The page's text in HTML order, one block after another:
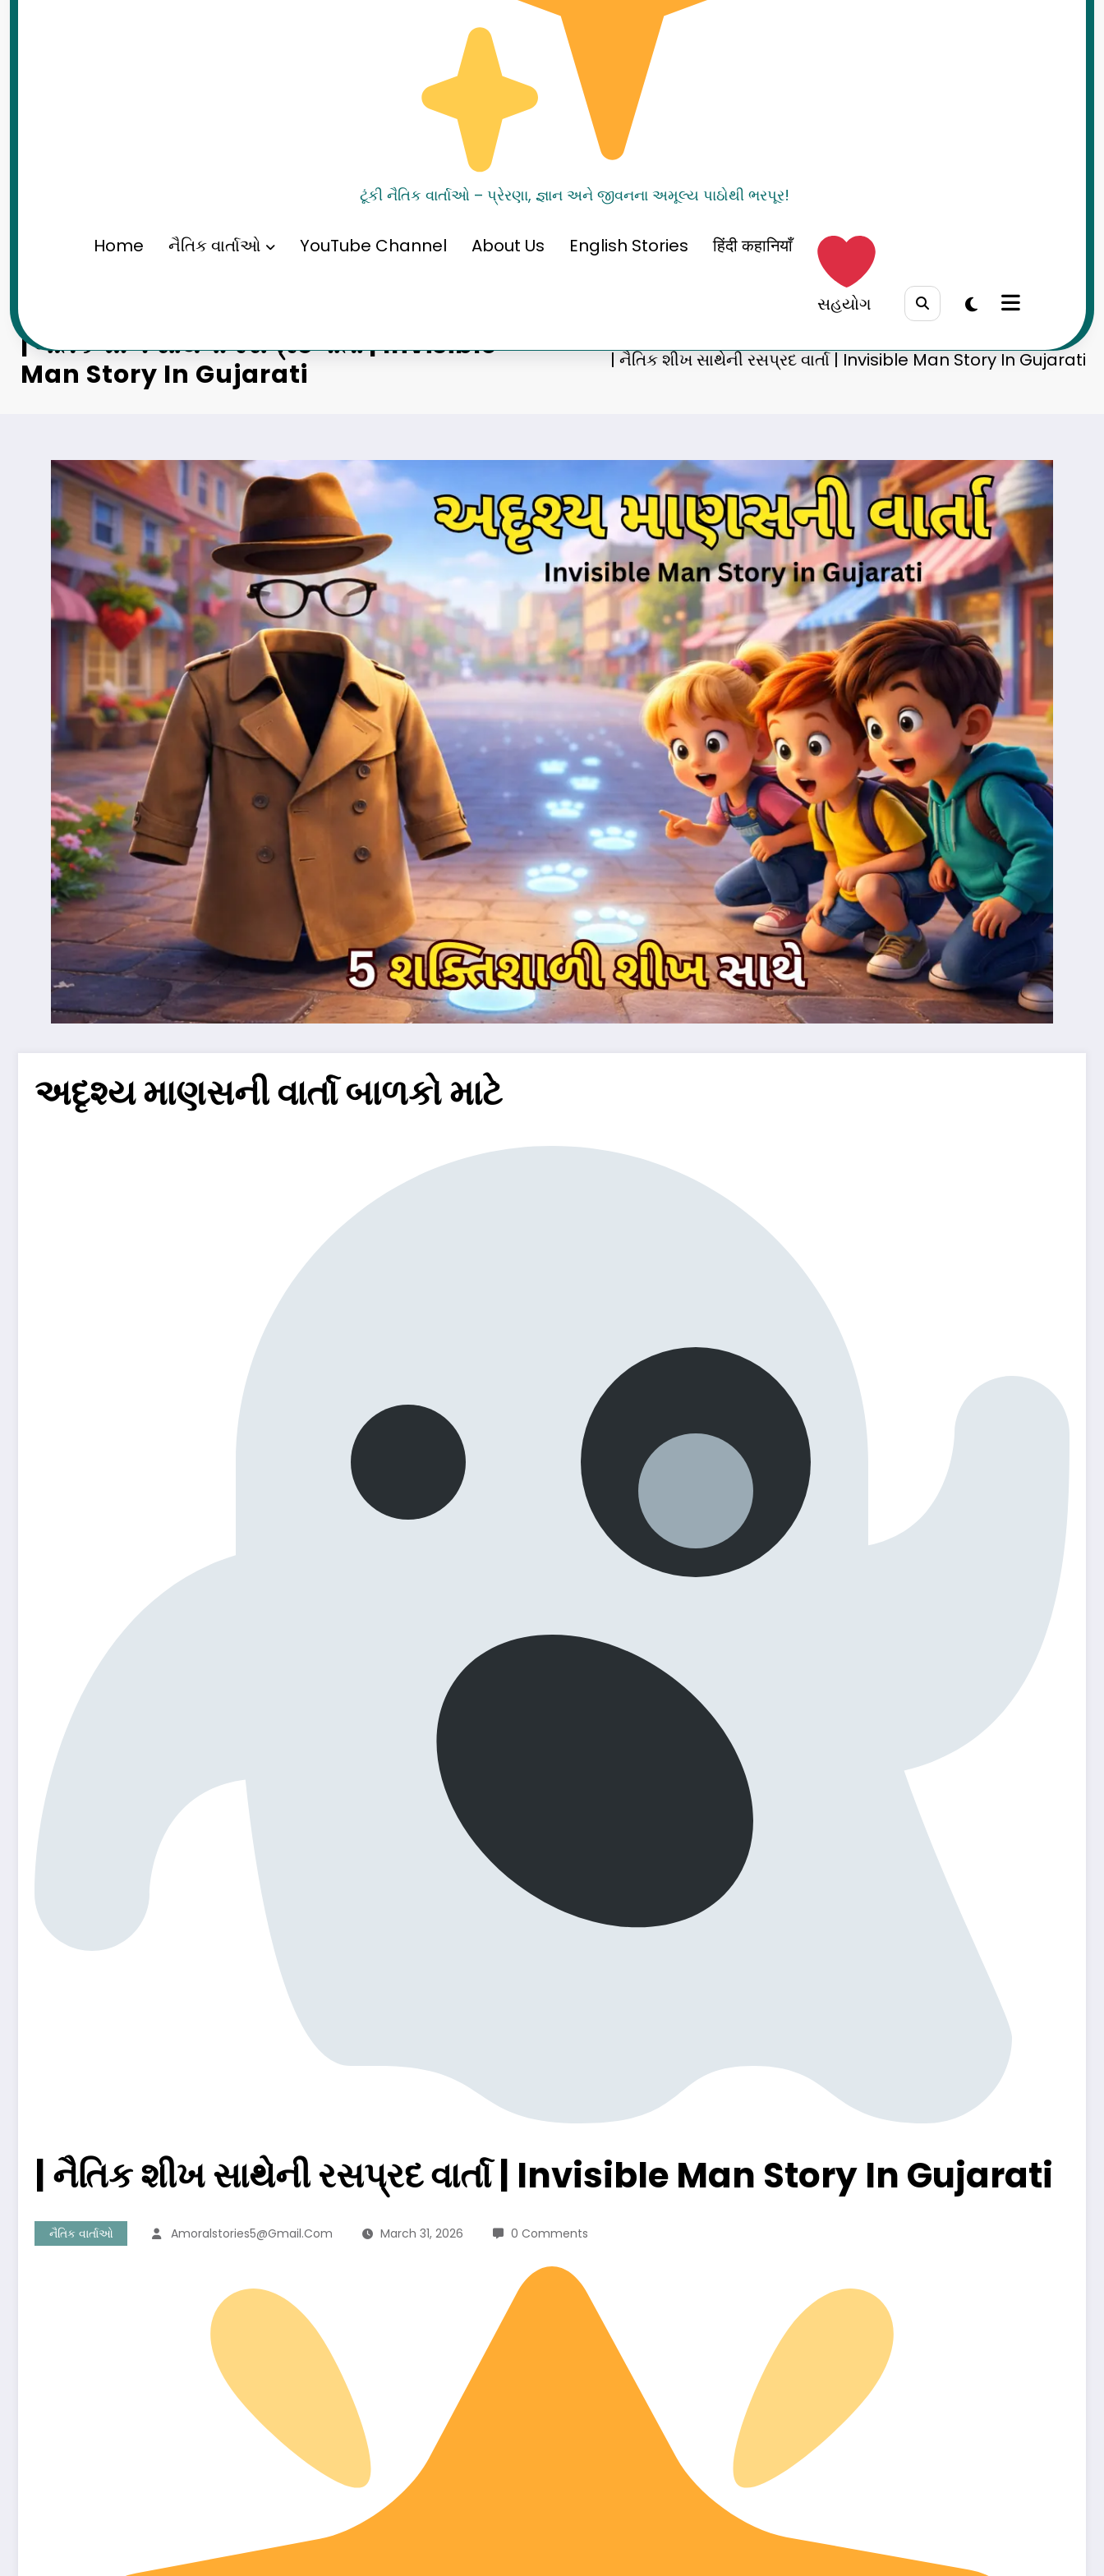
ટૂંકી નૈતિક વાર્તાઓ – પ્રેરણા, જ્ઞાન અને જીવનના અમૂલ્ય પાઠોથી ભરપૂર!
Home નૈતિક વાર્તાઓ YouTube Channel About Us English Stories हिंदी कहानियाँ
સહયોગ
| નૈતિક શીખ સાથેની રસપ્રદ વાર્તા | Invisible
Man Story In Gujarati
| નૈતિક શીખ સાથેની રસપ્રદ વાર્તા | Invisible Man Story In Gujarati
અદૃશ્ય માણસની વાર્તા બાળકો માટે
| નૈતિક શીખ સાથેની રસપ્રદ વાર્તા | Invisible Man Story In Gujarati
નૈતિક વાર્તાઓ Amoralstories5@gmail.com March 31, 2026 0 Comments